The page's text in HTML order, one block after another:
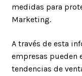
medidas para
Marketing.
A través de esta
empresas
tendencias de